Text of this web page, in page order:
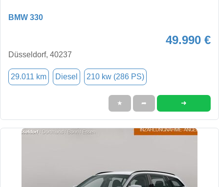
BMW 330
49.990 €
Düsseldorf, 40237
29.011 km Diesel 210 kw (286 PS)
★ ➦ ➜